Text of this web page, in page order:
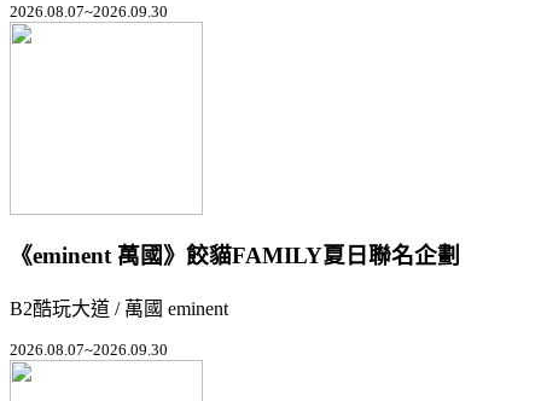
2026.08.07~2026.09.30
《eminent 萬國》餃貓FAMILY夏日聯名企劃
B2酷玩大道 / 萬國 eminent
2026.08.07~2026.09.30